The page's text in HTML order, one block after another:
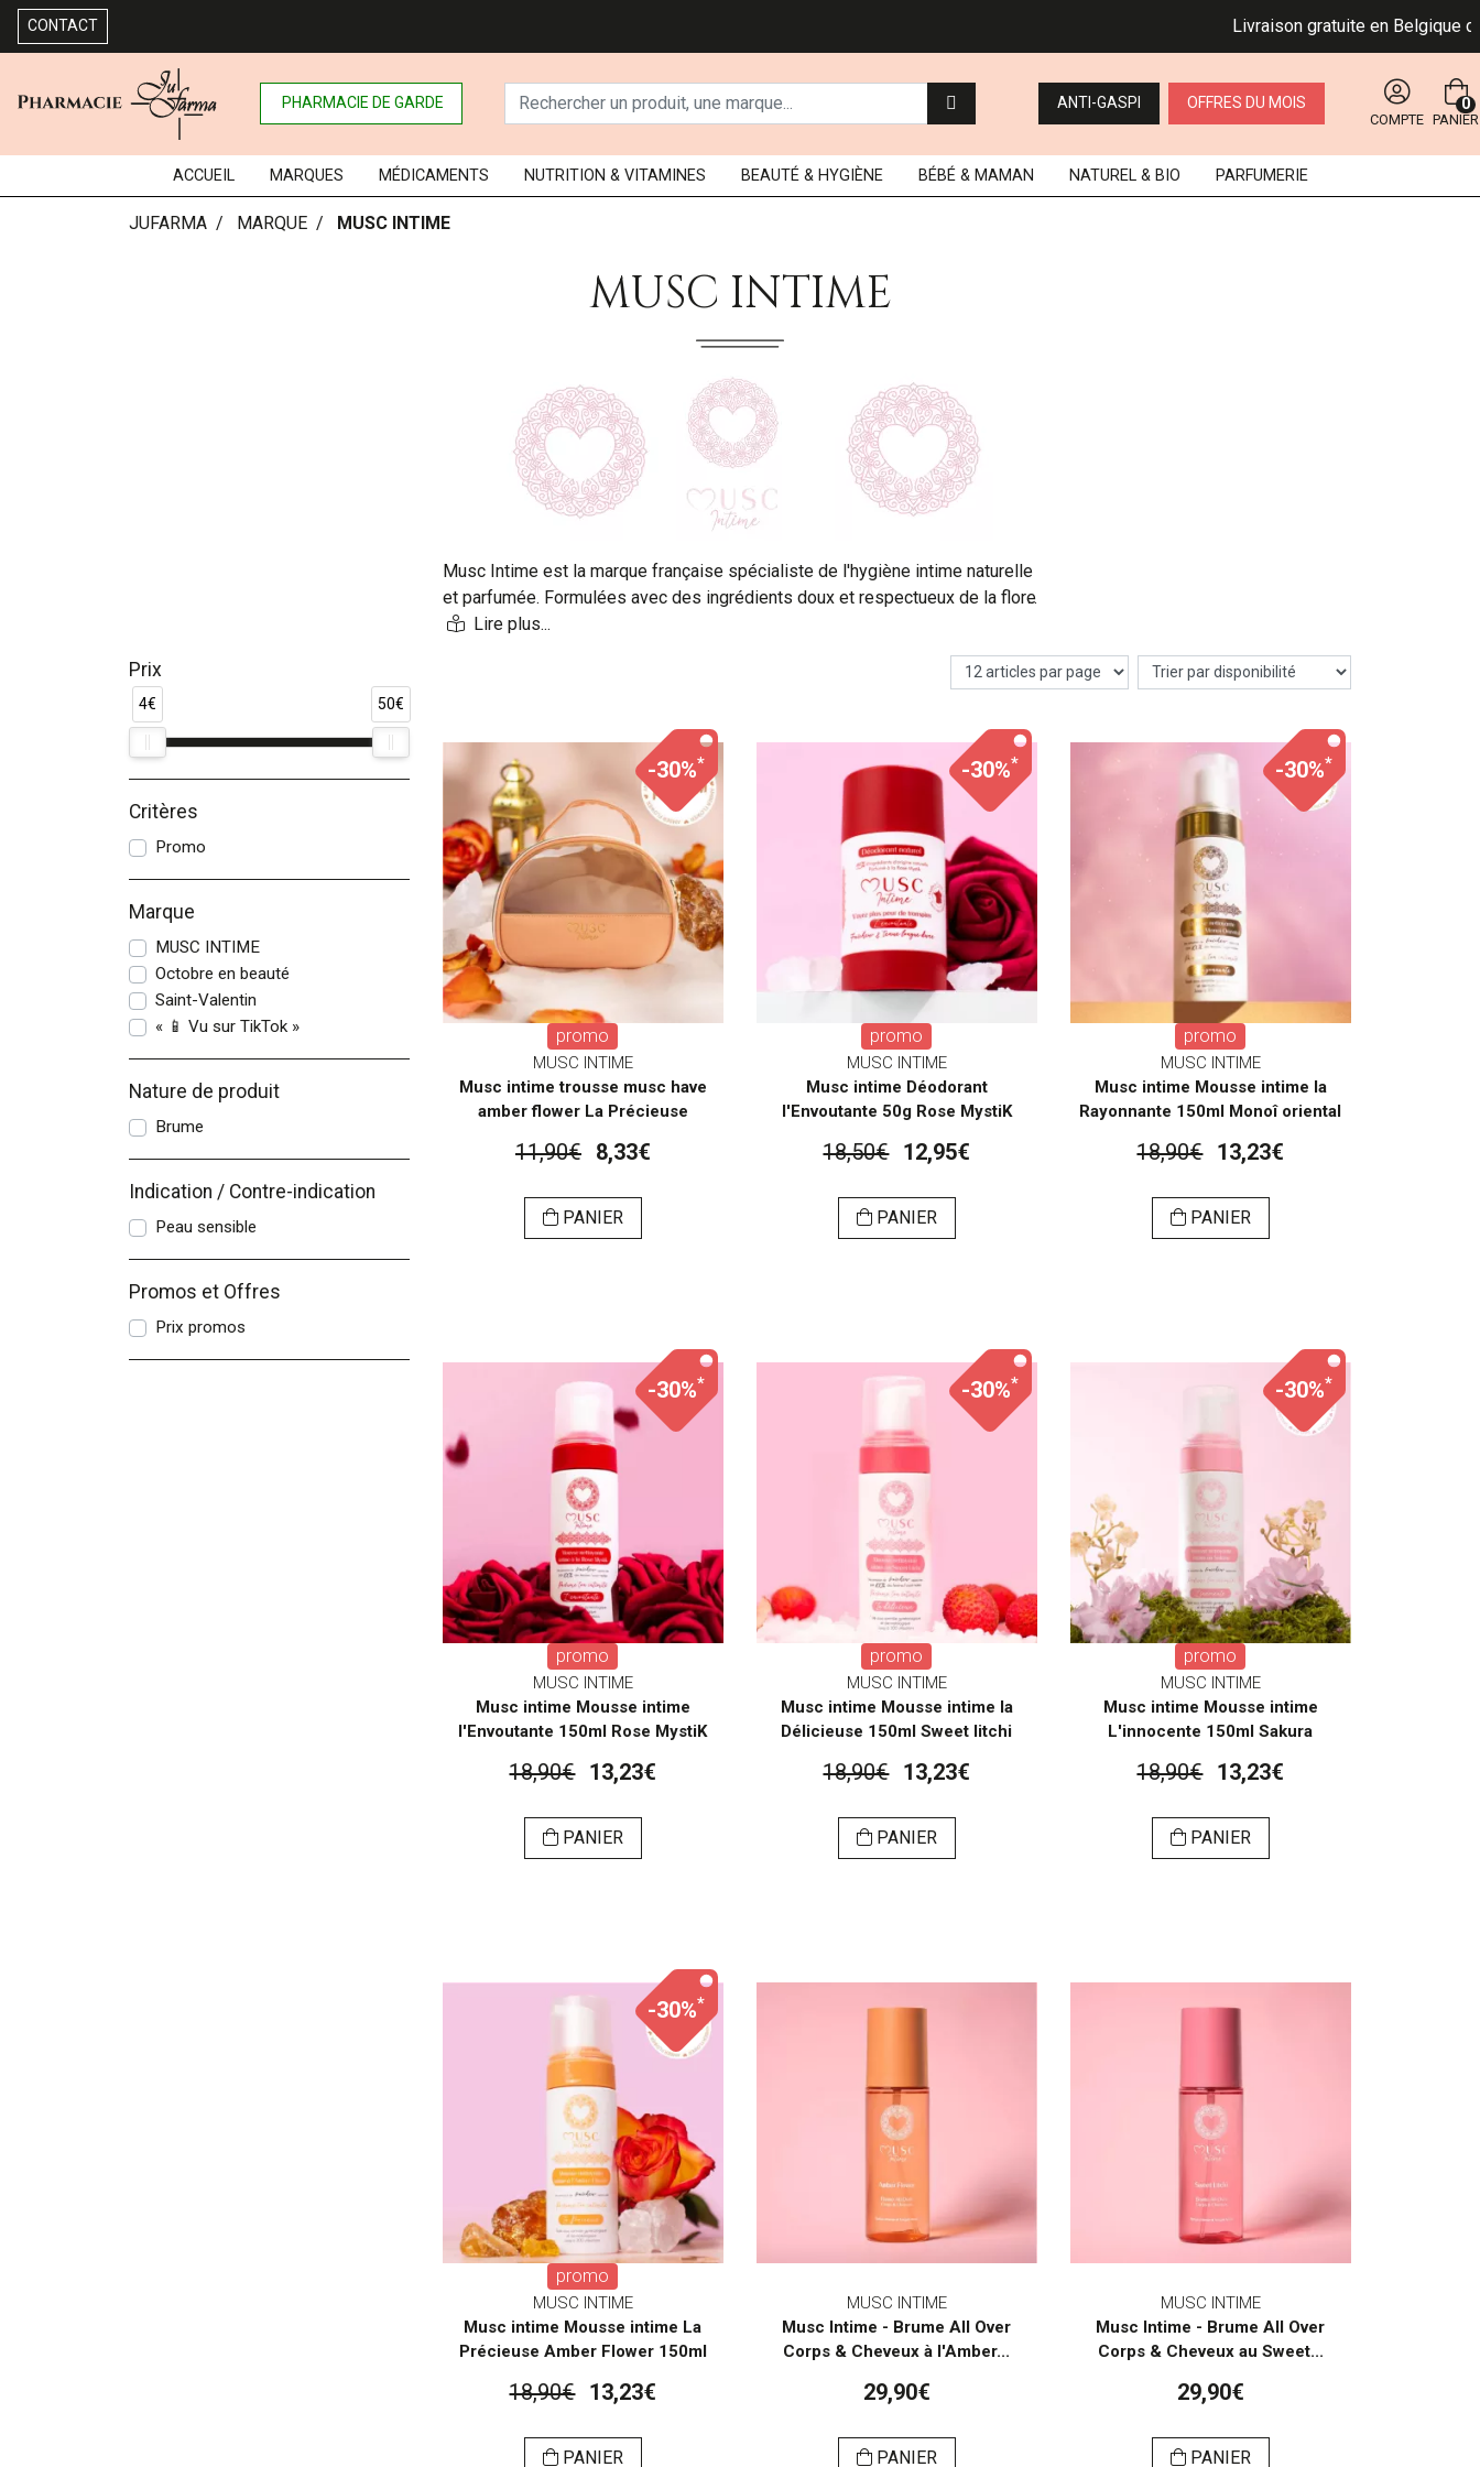
CONTACT Livraison gratuite en Belgique dès
PHARMACIE DE GARDE ANTI-GASPI OFFRES DU MOIS
COMPTE PANIER
0
ACCUEIL MARQUES MÉDICAMENTS NUTRITION & VITAMINES BEAUTÉ & HYGIÈNE BÉBÉ & MAMAN NATUREL & BIO PARFUMERIE
JUFARMA MARQUE MUSC INTIME
MUSC INTIME
Musc Intime est la marque française spécialiste de l'hygiène intime naturelle
et parfumée. Formulées avec des ingrédients doux et respectueux de la flore
intime, ses lingettes, mousses nettoyantes, déodorants et trousses de
sakura, rose...). Chez Jufarma, pharmacie en ligne à Charleroi, retrouvez toute
Prix
4€ 50€
Critères
Promo
Marque
MUSC INTIME
Octobre en beauté
Saint-Valentin
« 📱 Vu sur TikTok »
Nature de produit
Brume
Indication / Contre-indication
Peau sensible
Promos et Offres
Prix promos
-30%*
promo
MUSC INTIME
Musc intime trousse musc have
amber flower La Précieuse
11,90€ 8,33€
PANIER
-30%*
promo
MUSC INTIME
Musc intime Déodorant
l'Envoutante 50g Rose MystiK
18,50€ 12,95€
PANIER
-30%*
promo
MUSC INTIME
Musc intime Mousse intime la
Rayonnante 150ml Monoî oriental
18,90€ 13,23€
PANIER
-30%*
promo
MUSC INTIME
Musc intime Mousse intime
l'Envoutante 150ml Rose MystiK
18,90€ 13,23€
PANIER
-30%*
promo
MUSC INTIME
Musc intime Mousse intime la
Délicieuse 150ml Sweet litchi
18,90€ 13,23€
PANIER
-30%*
promo
MUSC INTIME
Musc intime Mousse intime
L'innocente 150ml Sakura
18,90€ 13,23€
PANIER
-30%*
promo
MUSC INTIME
Musc intime Mousse intime La
Précieuse Amber Flower 150ml
18,90€ 13,23€
PANIER
MUSC INTIME
Musc Intime - Brume All Over
Corps & Cheveux à l'Amber...
29,90€
PANIER
MUSC INTIME
Musc Intime - Brume All Over
Corps & Cheveux au Sweet...
29,90€
PANIER